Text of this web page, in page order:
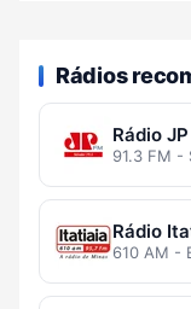
Rádios
Rádio
91.3 FM -
Rádio
610 AM -